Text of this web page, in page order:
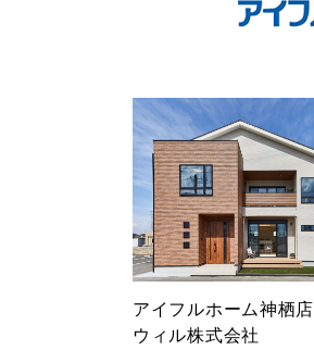
アイフルホーム神栖店
ウィル株式会社